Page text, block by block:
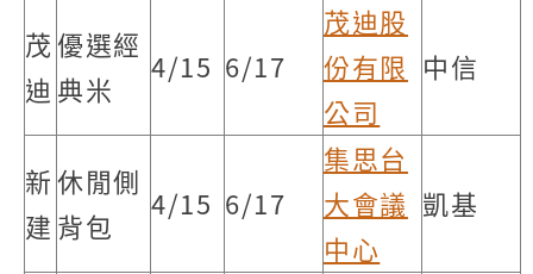
茂
迪
優選經
典米
4/15 6/17
茂迪股
份有限
公司
中信
新
建
休閒側
背包
4/15 6/17
集思台
大會議
中心
凱基